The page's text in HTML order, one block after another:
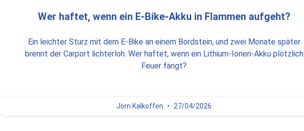
Wer haftet, wenn ein E-Bike-Akku in Flammen aufgeht?
Ein leichter Sturz mit dem E-Bike an einem Bordstein, und zwei Monate später
brennt der Carport lichterloh. Wer haftet, wenn ein Lithium-Ionen-Akku plötzlich
Feuer fängt?
Jörn Kalkoffen 27/04/2026